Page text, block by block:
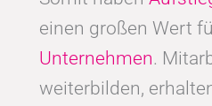
einen großen Wert
Unternehmen.
weiterbilden,